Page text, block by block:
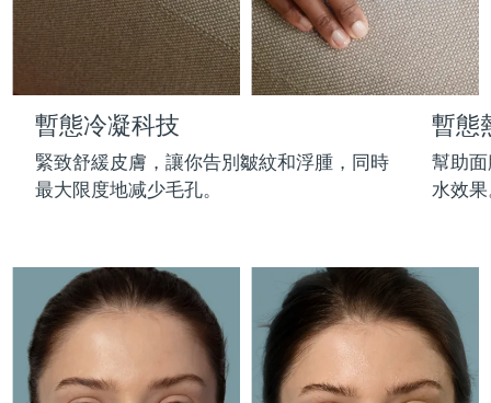
暫態冷凝科技
緊致舒緩皮膚，讓你告別皺紋和浮腫，同時
最大限度地减少毛孔。
暫態
幫助
水效
PEACH™ 2 go
Travel-friendly IPL hair removal
PEACH™ Cooling Prep Gel
Cooling IPL hair removal gel
SUPERCHARGED™ serum
Firming body serum
ESPADA™ 2
Acne treatment device
ESPADA™ Blemish Solution
ESPADA™ 設備
All acne treatment devices
IRIS™ 2
Rejuvenating eye massager
眼部護膚
眼部護理設備
All revitalizing eye massagers
毛孔護理
KIWI™ derma
Diamond microdermabrasion .
KIWI™
KIWI™ 皮肤护理
Advanced pore care essentials
護發
LUNA™ 4 hair
2-in-1 LED scalp massager
FLIP™ play advanced
LUNA™ Dual-Peptide Scalp
Serum
For healthy hair
牙齒美白
issa™ Teeth Whitening Gel
護膚品 男士
中國香港特別行政區 預計送達日期8/10/26
預計送達日期8/9/26
冰島 8/10/26
印尼 8/7/26
曼島 預計送達日期 8/11/26
以色列 預計送達日期 8/13/26
義大利 預計送達日期8/9/26